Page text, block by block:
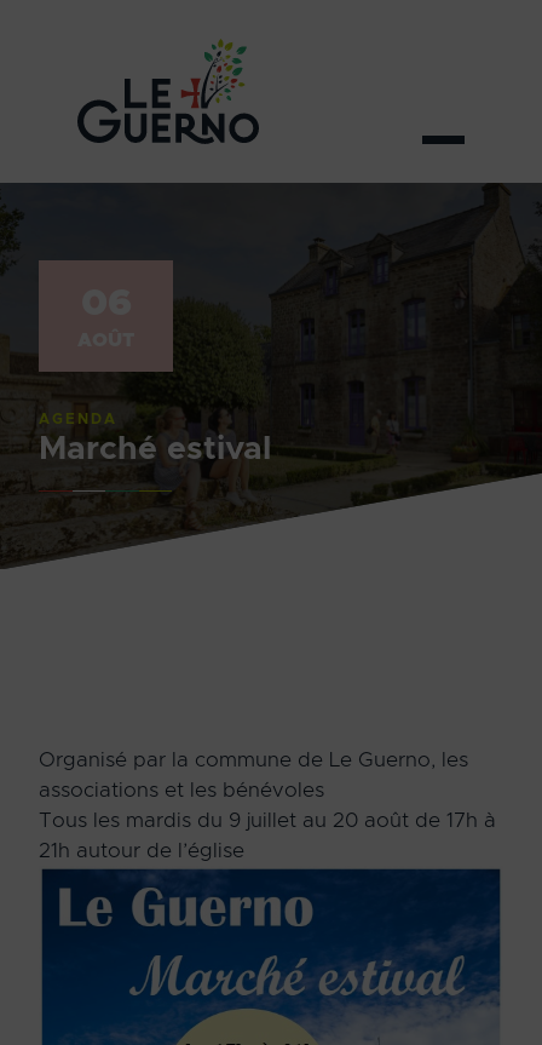
AGENDA
Marché estival
Organisé par la commune de Le Guerno, les
associations et les bénévoles
Tous les mardis du 9 juillet au 20 août de 17h à
21h autour de l’église